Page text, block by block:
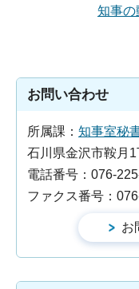
知事の
お問い合わせ
所属課： 知事室秘
石川県金沢市鞍月
電話番号：076-
ファクス番号：